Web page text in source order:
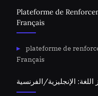
Plateforme de
Français
plateforme de
Français
الإنجليزية/الفرنسية